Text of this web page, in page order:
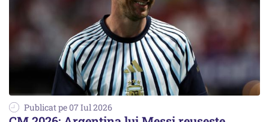
Publicat pe 07 Iul 2026